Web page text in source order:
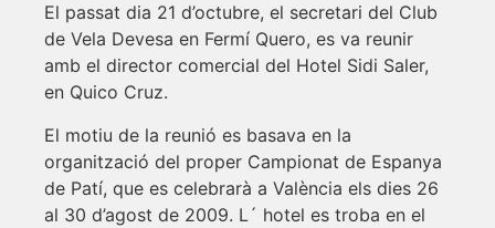
El passat dia 21 d’octubre, el secretari del Club
de Vela Devesa en Fermí Quero, es va reunir
amb el director comercial del Hotel Sidi Saler,
en Quico Cruz.
El motiu de la reunió es basava en la
organització del proper Campionat de Espanya
de Patí, que es celebrarà a València els dies 26
al 30 d’agost de 2009. L´ hotel es troba en el